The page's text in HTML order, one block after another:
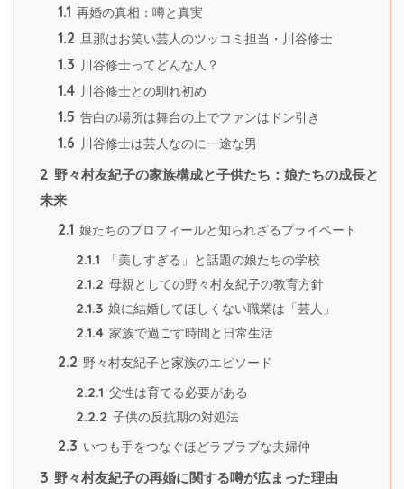
1.1 再婚の真相：噂と真実
1.2 旦那はお笑い芸人のツッコミ担当・川谷修士
1.3 川谷修士ってどんな人？
1.4 川谷修士との馴れ初め
1.5 告白の場所は舞台の上でファンはドン引き
1.6 川谷修士は芸人なのに一途な男
2 野々村友紀子の家族構成と子供たち：娘たちの成長と
未来
2.1 娘たちのプロフィールと知られざるプライベート
2.1.1 「美しすぎる」と話題の娘たちの学校
2.1.2 母親としての野々村友紀子の教育方針
2.1.3 娘に結婚してほしくない職業は「芸人」
2.1.4 家族で過ごす時間と日常生活
2.2 野々村友紀子と家族のエピソード
2.2.1 父性は育てる必要がある
2.2.2 子供の反抗期の対処法
2.3 いつも手をつなぐほどラブラブな夫婦仲
3 野々村友紀子の再婚に関する噂が広まった理由